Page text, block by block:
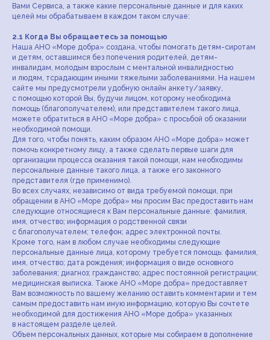
Вами Сервиса, а также какие персональные данные и для каких
целей мы обрабатываем в каждом таком случае:
2.1 Когда Вы обращаетесь за помощью
Наша АНО «Море добра» создана, чтобы помогать детям-сиротам
и детям, оставшимся без попечения родителей, детям-
инвалидам, молодым взрослым с ментальной инвалидностью
и людям, тсрадающим иными тяжелыми заболеваниями. На нашем
сайте мы предусмотрели удобную онлайн анкету/заявку,
с помощью которой Вы, будучи лицом, которому необходима
помощь (благополучателем), или представителем такого лица,
можете обратиться в АНО «Море добра» с просьбой об оказании
необходимой помощи.
Для того, чтобы понять, каким образом АНО «Море добра» может
помочь конкретному лицу, а также сделать первые шаги для
организации процесса оказания такой помощи, нам необходимы
персональные данные такого лица, а также его законного
представителя (где применимо).
Во всех случаях, независимо от вида требуемой помощи, при
обращении в АНО «Море добра» мы просим Вас предоставить нам
следующие относящиеся к Вам персональные данные: фамилия,
имя, отчество; информация о родственной связи
с благополучателем; телефон; адрес электронной почты.
Кроме того, нам в любом случае необходимы следующие
персональные данные лица, которому требуется помощь: фамилия,
имя, отчество; дата рождения; информация о виде основного
заболевания; диагноз; гражданство; адрес постоянной регистрации;
медицинская выписка. Также АНО «Море добра» предоставляет
Вам возможность по вашему желанию оставить комментарии и тем
самым предоставить нам иную информацию, которую Вы сочтете
необходимой для достижения АНО «Море добра» указанных
в настоящем разделе целей.
Объем персональных данных, которые мы собираем в дополнение